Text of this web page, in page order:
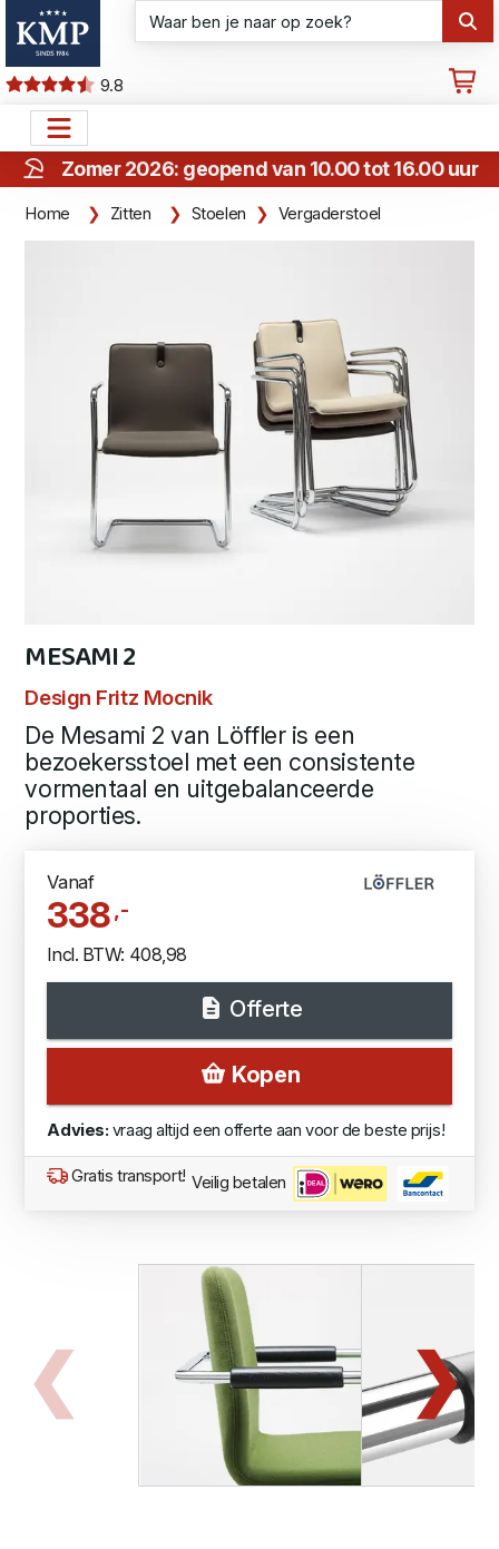
9.8
Zomer 2026: geopend van 10.00 tot 16.00 uur
Home Zitten Stoelen Vergaderstoel
MESAMI 2
Design Fritz Mocnik
De Mesami 2 van Löffler is een
bezoekersstoel met een consistente
vormentaal en uitgebalanceerde
proporties.
Vanaf
338,-
Incl. BTW: 408,98
Offerte
Kopen
Advies: vraag altijd een offerte aan voor de beste prijs!
Gratis transport! Veilig betalen